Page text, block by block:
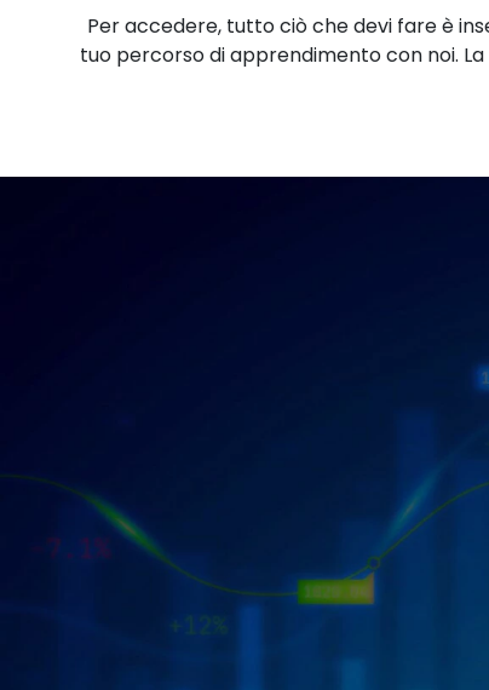
Per accedere, tutto ciò che devi fare è
tuo percorso di apprendimento con noi.